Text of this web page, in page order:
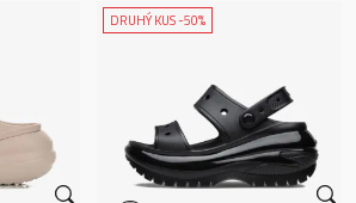
DRUHÝ KUS -50%